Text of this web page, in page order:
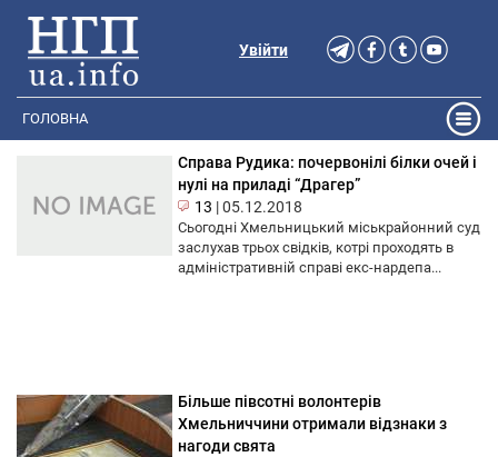
Увійти
ГОЛОВНА
Справа Рудика: почервонілі білки очей і
нулі на приладі “Драгер”
13 |05.12.2018
Сьогодні Хмельницький міськрайонний суд
заслухав трьох свідків, котрі проходять в
адміністративній справі екс-нардепа...
Більше півсотні волонтерів
Хмельниччини отримали відзнаки з
нагоди свята